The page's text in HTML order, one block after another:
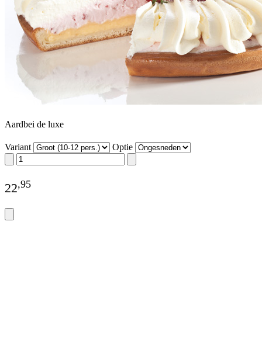
Aardbei de luxe
Variant Optie
22,95